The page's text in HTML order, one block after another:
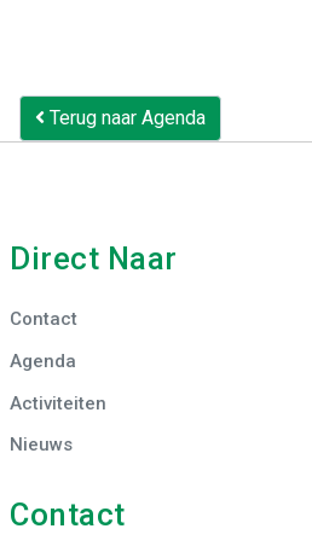
Terug naar Agenda
Direct Naar
Contact
Agenda
Activiteiten
Nieuws
Contact